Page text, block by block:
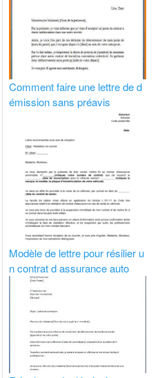
Comment faire une lettre de d
émission sans préavis
Modèle de lettre pour résilier u
n contrat d assurance auto